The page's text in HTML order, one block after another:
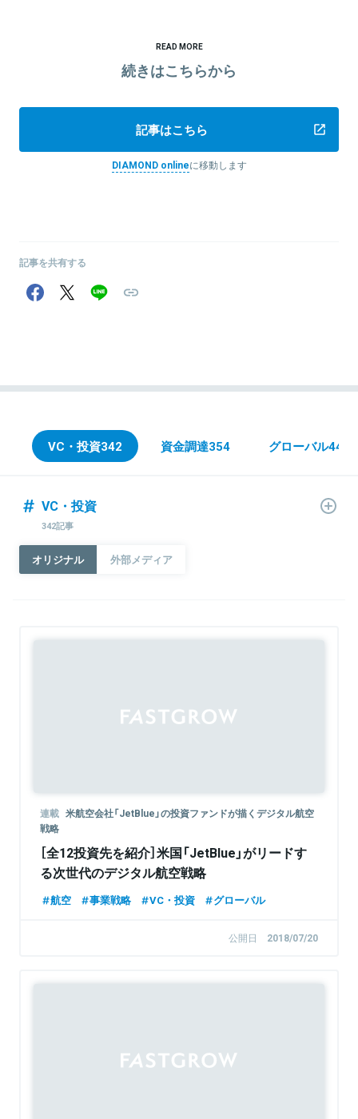
READ MORE
続きはこちらから
記事はこちら
DIAMOND onlineに移動します
記事を共有する
VC・投資342 資金調達354 グローバル448
VC・投資
342記事
オリジナル 外部メディア
連載 米航空会社「JetBlue」の投資ファンドが描くデジタル航空
戦略
［全12投資先を紹介］米国「JetBlue」がリードす
る次世代のデジタル航空戦略
航空 事業戦略 VC・投資 グローバル
公開日 2018/07/20